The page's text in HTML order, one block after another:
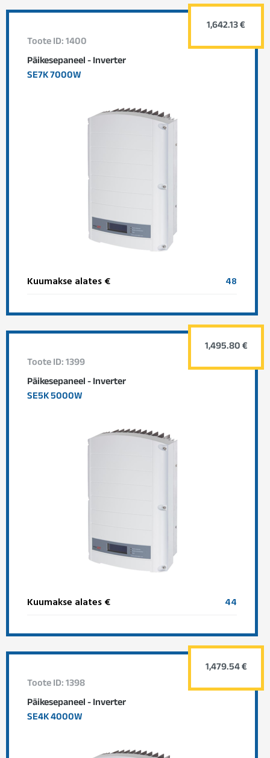
Toote ID: 1400
Päikesepaneel - Inverter
SE7K 7000W
Kuumakse alates € 48
1,642.13 €
Toote ID: 1399
Päikesepaneel - Inverter
SE5K 5000W
Kuumakse alates € 44
1,495.80 €
Toote ID: 1398
Päikesepaneel - Inverter
SE4K 4000W
1,479.54 €